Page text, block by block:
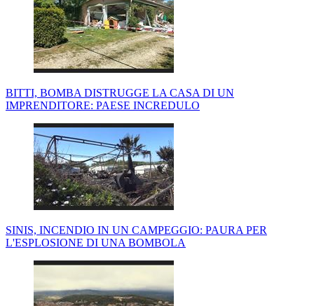
BITTI, BOMBA DISTRUGGE LA CASA DI UN
IMPRENDITORE: PAESE INCREDULO
SINIS, INCENDIO IN UN CAMPEGGIO: PAURA PER
L'ESPLOSIONE DI UNA BOMBOLA